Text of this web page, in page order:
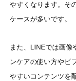
やすくなります。そ
ケースが多いです。
また、LINEでは画像
ンケアの使い方やビ
やすいコンテンツを